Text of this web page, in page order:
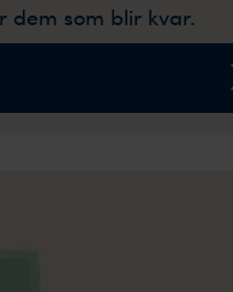
dem som blir kvar.